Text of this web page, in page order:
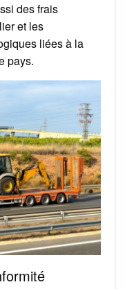
des frais
et les
liées à la
pays.